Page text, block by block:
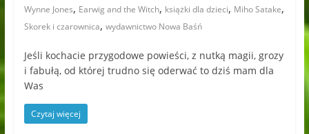
Wynne Jones, Earwig and the Witch, książki dla dzieci, Miho Satake,
Skorek i czarownica, wydawnictwo Nowa Baśń
Jeśli kochacie przygodowe powieści, z nutką magii, grozy
i fabułą, od której trudno się oderwać to dziś mam dla
Was
Czytaj więcej